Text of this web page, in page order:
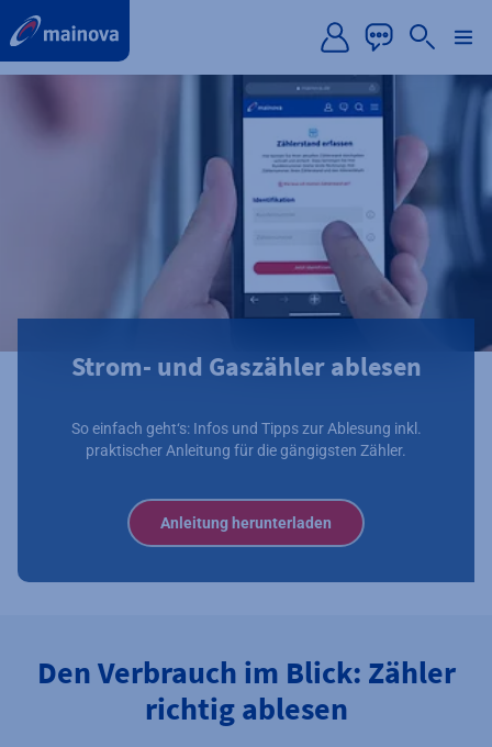
Strom- und Gaszähler ablesen
So einfach geht‘s: Infos und Tipps zur Ablesung inkl.
praktischer Anleitung für die gängigsten Zähler.
Anleitung herunterladen
Den Verbrauch im Blick: Zähler
richtig ablesen